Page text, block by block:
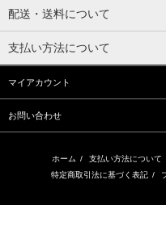
配送・送料について
支払い方法について
マイアカウント
お問い合わせ
ホーム / 支払い方法について
特定商取引法に基づく表記 /